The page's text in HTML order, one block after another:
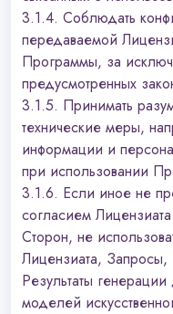
3.1.4. Соблюдать
передаваемой
Программы, за
предусмотренных
3.1.5. Принимать
технические меры,
информации и
при использовании
3.1.6. Если иное не
согласием
Сторон, не
Лицензиата, Запросы,
Результаты
моделей